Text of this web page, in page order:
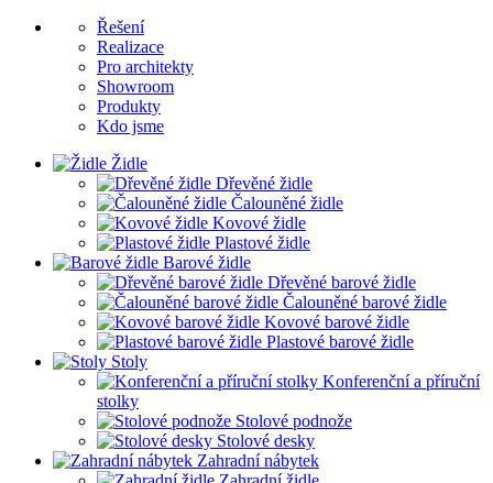
Řešení
Realizace
Pro architekty
Showroom
Produkty
Kdo jsme
Židle
Dřevěné židle
Čalouněné židle
Kovové židle
Plastové židle
Barové židle
Dřevěné barové židle
Čalouněné barové židle
Kovové barové židle
Plastové barové židle
Stoly
Konferenční a příruční
stolky
Stolové podnože
Stolové desky
Zahradní nábytek